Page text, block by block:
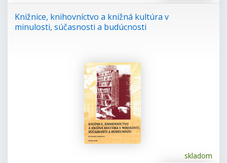
Knižnice, knihovníctvo a knižná kultúra v
minulosti, súčasnosti a budúcnosti
skladom